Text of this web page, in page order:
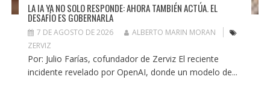
LA IA YA NO SOLO RESPONDE: AHORA TAMBIÉN ACTÚA. EL
DESAFÍO ES GOBERNARLA
7 DE AGOSTO DE 2026
ALBERTO MARIN MORAN
ZERVIZ
Por: Julio Farías, cofundador de Zerviz El reciente
incidente revelado por OpenAI, donde un modelo de...